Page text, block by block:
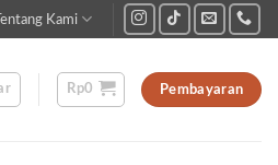
Tentang Kami
Rp0 Pembayaran